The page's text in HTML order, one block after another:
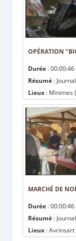
OPÉRATION
Durée : 00:00:46
Résumé :
Lieux : Minimes
MARCHÉ DE
Durée : 00:00:46
Résumé :
Lieux : Avrinsart